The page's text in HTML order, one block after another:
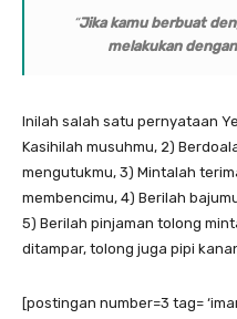
“Jika kamu berbuat
melakukan
Inilah salah satu pernyataan
Kasihilah musuhmu, 2)
mengutukmu, 3) Mintalah
membencimu, 4) Berilah
5) Berilah pinjaman tolong
ditampar, tolong juga pipi
[postingan number=3 tag=